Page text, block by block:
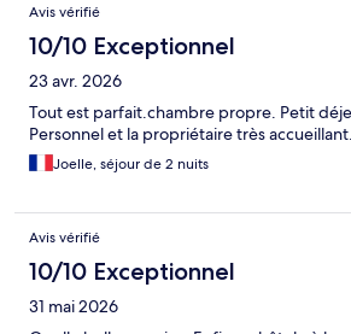
Avis vérifié
10/10 Exceptionnel
23 avr. 2026
Tout est parfait.chambre propre. Petit
Personnel et la propriétaire très accueillant.
Joelle, séjour de 2 nuits
Avis vérifié
10/10 Exceptionnel
31 mai 2026